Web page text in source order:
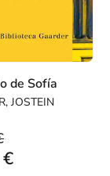
de Sofía
JOSTEIN